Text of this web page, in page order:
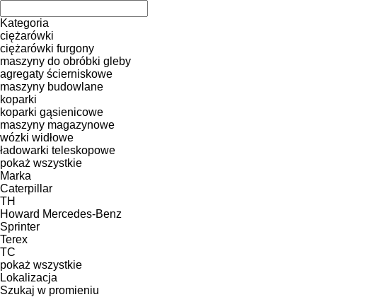
Kategoria
ciężarówki
ciężarówki furgony
maszyny do obróbki gleby
agregaty ścierniskowe
maszyny budowlane
koparki
koparki gąsienicowe
maszyny magazynowe
wózki widłowe
ładowarki teleskopowe
pokaż wszystkie
Marka
Caterpillar
TH
Howard Mercedes-Benz
Sprinter
Terex
TC
pokaż wszystkie
Lokalizacja
Szukaj w promieniu